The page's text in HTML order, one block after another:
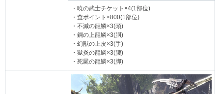
・暁の武士チケット×4(1部位)
・査ポイント×800(1部位)
・不滅の龍鱗×3(頭)
・鋼の上龍鱗×3(胴)
・幻獣の上皮×3(手)
・獄炎の龍鱗×3(腰)
・死屍の龍鱗×3(脚)